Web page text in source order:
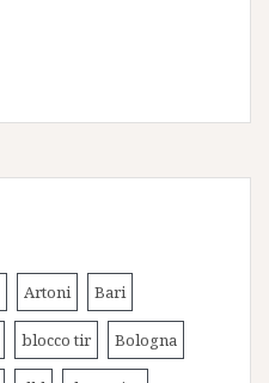
Artoni Bari
blocco tir Bologna